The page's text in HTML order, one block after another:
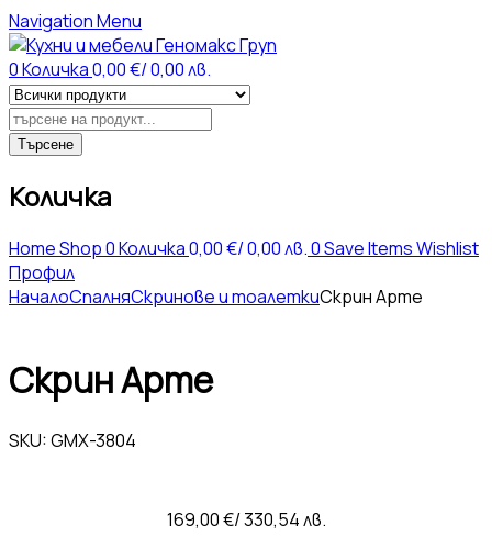
NavigationMenu
0Количка0,00€/ 0,00 лв.
Products
search
Търсене
Количка
HomeShop0Количка0,00€/ 0,00 лв.0Save ItemsWishlist
Профил
НачалоСпалняСкринове и тоалеткиСкрин Арте
Скрин Арте
SKU:GMX-3804
169,00€/ 330,54 лв.